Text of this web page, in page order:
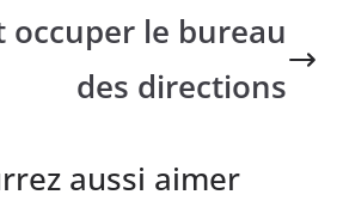
occuper le bureau
des directions
aussi aimer